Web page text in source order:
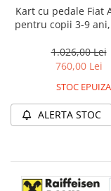
Kart cu pedale Fiat
pentru copii 3-9
negru
1.026,00 Lei
760,00 Lei
STOC
ALERTA STOC